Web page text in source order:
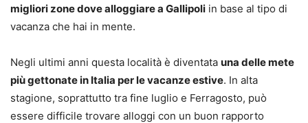
migliori zone dove alloggiare a Gallipoli in base al tipo di
vacanza che hai in mente.
Negli ultimi anni questa località è diventata una delle mete
più gettonate in Italia per le vacanze estive. In alta
stagione, soprattutto tra fine luglio e Ferragosto, può
essere difficile trovare alloggi con un buon rapporto